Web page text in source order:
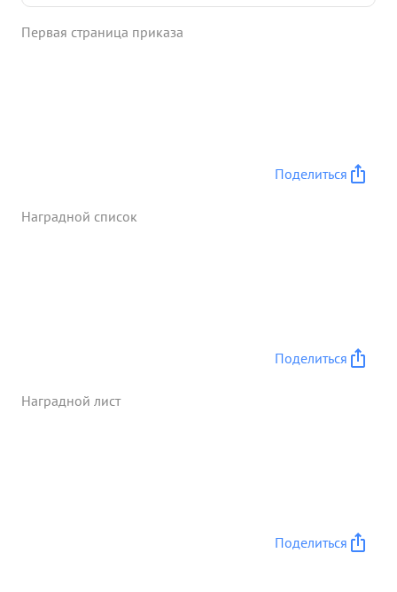
войсками, своевременной отработке боевой
авиации с конницей. Тов. .ПИЧУГИН проведенных
обеспечить бесперебойное управление войсками.
Первая страница приказа
Поделиться
Наградной список
Поделиться
Наградной лист
Поделиться